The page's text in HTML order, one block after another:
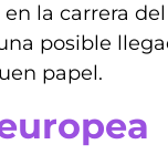
la carrera
posible
papel.